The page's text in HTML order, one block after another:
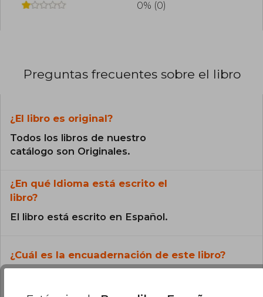
0% (0)
Preguntas frecuentes sobre el libro
¿El libro es original?
Todos los libros de nuestro
catálogo son Originales.
¿En qué Idioma está escrito el
libro?
El libro está escrito en Español.
¿Cuál es la encuadernación de este libro?